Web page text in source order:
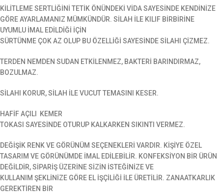
KİLİTLEME SERTLİĞİNİ TETİK ÖNÜNDEKİ VİDA SAYESİNDE KENDİNİZE
GÖRE AYARLAMANIZ MÜMKÜNDÜR. SİLAH İLE KILIF BİRBİRİNE
UYUMLU İMAL EDİLDİĞİ İÇİN
SÜRTÜNME ÇOK AZ OLUP BU ÖZELLİĞİ SAYESİNDE SİLAHI ÇİZMEZ.
TERDEN NEMDEN SUDAN ETKİLENMEZ, BAKTERİ BARINDIRMAZ,
BOZULMAZ.
SİLAHI KORUR, SİLAH İLE VUCUT TEMASINI KESER.
HAFİF AÇILI KEMER
TOKASI SAYESİNDE OTURUP KALKARKEN SIKINTI VERMEZ.
DEĞİŞİK RENK VE GÖRÜNÜM SEÇENEKLERİ VARDIR. KİŞİYE ÖZEL
TASARIM VE GÖRÜNÜMDE İMAL EDİLEBİLİR. KONFEKSİYON BİR ÜRÜN
DEĞİLDİR, SİPARİŞ ÜZERİNE SİZİN İSTEĞİNİZE VE
KULLANIM ŞEKLİNİZE GÖRE EL İŞÇİLİĞİ İLE ÜRETİLİR. ZANAATKARLIK
GEREKTİREN BİR